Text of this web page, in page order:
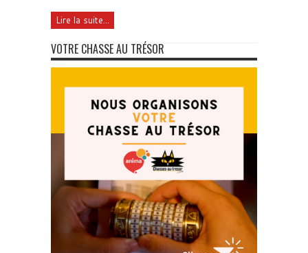
Lire la suite...
VOTRE CHASSE AU TRÉSOR